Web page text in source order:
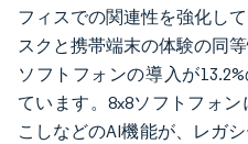
フィスでの関連性を強化し
スクと携帯端末の体験の同
ソフトフォンの導入が
ています。8x8ソフトフォ
こしなどのAI機能が、レガ